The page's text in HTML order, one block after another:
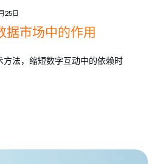
市场中的作用
法，缩短数字互动中的依赖时
25日